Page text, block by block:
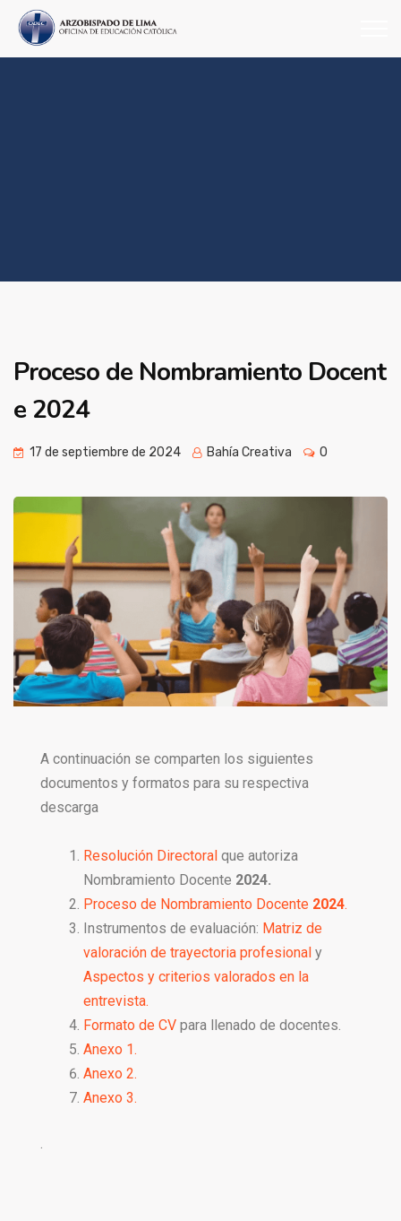
Proceso de Nombramiento Docent
e 2024
17 de septiembre de 2024 Bahía Creativa 0
A continuación se comparten los siguientes
documentos y formatos para su respectiva
descarga
Resolución Directoral que autoriza
Nombramiento Docente 2024.
Proceso de Nombramiento Docente 2024.
Instrumentos de evaluación: Matriz de
valoración de trayectoria profesional y
Aspectos y criterios valorados en la
entrevista.
Formato de CV para llenado de docentes.
Anexo 1.
Anexo 2.
Anexo 3.
.